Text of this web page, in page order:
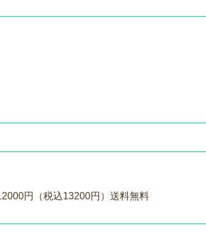
円（税込13200円）送料無料